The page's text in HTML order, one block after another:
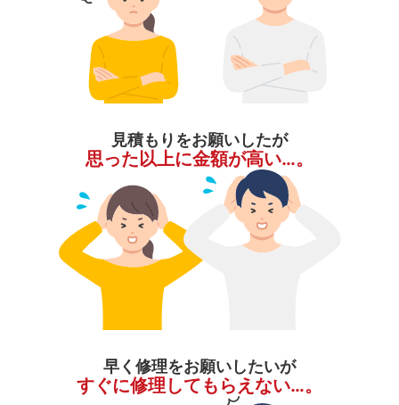
見積もりをお願いしたが
思った以上に金額が高い…。
早く修理をお願いしたいが
すぐに修理してもらえない…。